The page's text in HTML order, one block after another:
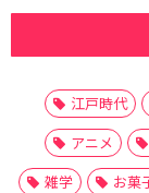
江戸時代
アニメ
雑学
お菓